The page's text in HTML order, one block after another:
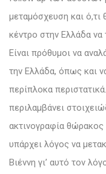
μεταμόσχευση και ό,τι
κέντρο στην Ελλάδα να
Είναι πρόθυμοι να
την Ελλάδα, όπως και
περίπλοκα
περιλαμβάνει
ακτινογραφία θώρακος
υπάρχει λόγος να
Βιέννη γι’ αυτό τον